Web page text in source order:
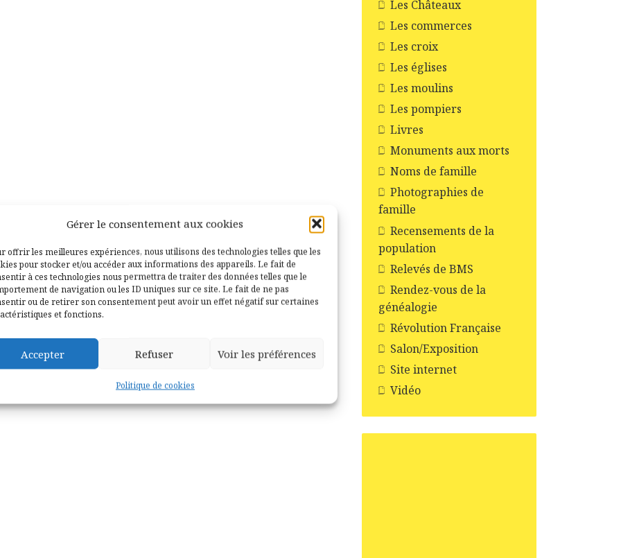
Gérer le consentement aux cookies
offrir les meilleures expériences, nous utilisons des technologies telles que les
pour stocker et/ou accéder aux informations des appareils. Le fait de
à ces technologies nous permettra de traiter des données telles que le
de navigation ou les ID uniques sur ce site. Le fait de ne pas
ou de retirer son consentement peut avoir un effet négatif sur certaines
et fonctions.
Accepter Refuser Voir les préférences
Politique de cookies
Les Châteaux
Les commerces
Les croix
Les églises
Les moulins
Les pompiers
Livres
Monuments aux morts
Noms de famille
Photographies de
famille
Recensements de la
population
Relevés de BMS
Rendez-vous de la
généalogie
Révolution Française
Salon/Exposition
Site internet
Vidéo